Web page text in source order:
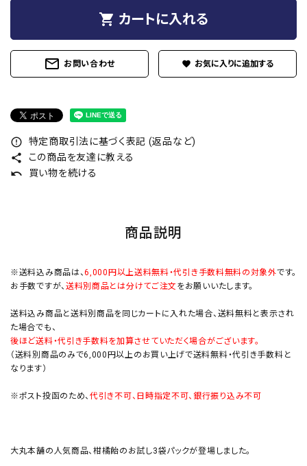
shopping_cart カートに入れる
mail_outline お問い合わせ favorite
error_outline 特定商取引法に基づく表記 (返品など)
share この商品を友達に教える
undo 買い物を続ける
商品説明
※送料込み商品は、6,000円以上送料無料・代引き手数料無料の対象外です。
お手数ですが、 送料別商品とは分けてご注文 をお願いいたします。
送料込み商品と送料別商品を同じカートに入れた場合、送料無料と表示され
た場合でも、
後ほど送料・代引き手数料を加算させていただく場合がございます。
（送料別商品のみで6,000円以上のお買い上げで送料無料・代引き手数料と
なります）
※ポスト投函のため、 代引き不可、日時指定不可、銀行振り込み不可
大丸本舗の人気商品、柑橘飴のお試し3袋パックが登場しました。